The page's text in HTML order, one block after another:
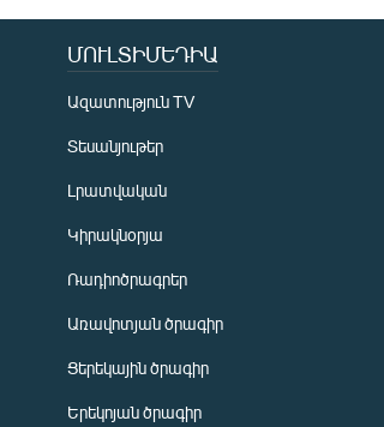
ՄՈՒԼՏԻՄԵԴԻԱ
Ազատություն TV
Տեսանյութեր
Լրատվական
Կիրակնօրյա
Ռադիոծրագրեր
Առավոտյան ծրագիր
Ցերեկային ծրագիր
Երեկոյան ծրագիր